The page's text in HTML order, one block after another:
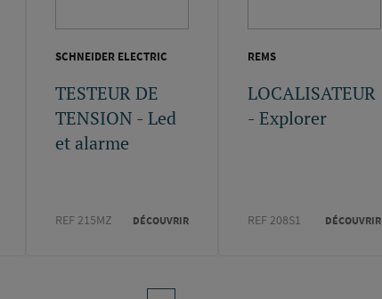
SCHNEIDER ELECTRIC
TESTEUR DE
TENSION - Led
et alarme
REF 215MZ DÉCOUVRIR
REMS
LOCALISATEUR
- Explorer
REF 208S1 DÉCOUVRIR